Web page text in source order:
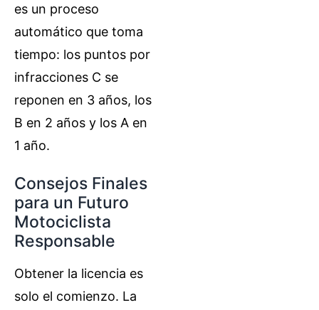
es un proceso
automático que toma
tiempo: los puntos por
infracciones C se
reponen en 3 años, los
B en 2 años y los A en
1 año.
Consejos Finales
para un Futuro
Motociclista
Responsable
Obtener la licencia es
solo el comienzo. La